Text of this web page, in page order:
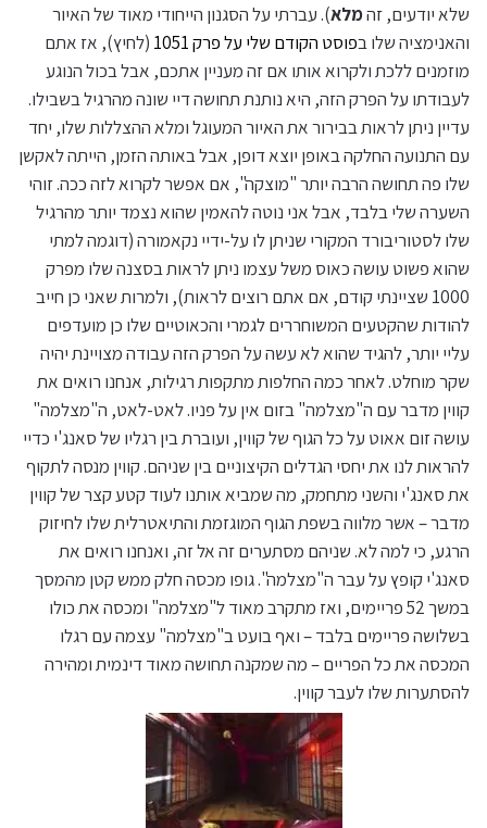
שלא יודעים, זהמלא). עברתי על הסגנון הייחודי מאוד של האיור
והאנימציה שלו בפוסט הקודם שלי על פרק 1051
(לחיץ), אז אתם
מוזמנים ללכת ולקרוא אותו אם זה מעניין אתכם, אבל בכול הנוגע
לעבודתו על הפרק הזה, היא נותנת תחושה דיי שונה מהרגיל בשבילו.
עדיין ניתן לראות בבירור את האיור המעוגל ומלא ההצללות שלו, יחד
עם התנועה החלקה באופן יוצא דופן, אבל באותה הזמן, הייתה לאקשן
שלו פה תחושה הרבה יותר "מוצקה", אם אפשר לקרוא לזה ככה. זוהי
השערה שלי בלבד, אבל אני נוטה להאמין שהוא נצמד יותר מהרגיל
שלו לסטוריבורד המקורי שניתן לו על-ידיי נקאמורה (דוגמה למתי
שהוא פשוט עושה כאוס משל עצמו ניתן לראות בסצנה שלו מפרק
1000 שציינתי קודם, אם אתם רוצים לראות), ולמרות שאני כן חייב
להודות שהקטעים המשוחררים לגמרי והכאוטיים שלו כן מועדפים
עליי יותר, להגיד שהוא לא עשה על הפרק הזה עבודה מצויינת יהיה
שקר מוחלט. לאחר כמה החלפות מתקפות רגילות, אנחנו רואים את
קווין מדבר עם ה"מצלמה" בזום אין על פניו. לאט-לאט, ה"מצלמה"
עושה זום אאוט על כל הגוף של קווין, ועוברת בין רגליו של סאנג'י כדיי
להראות לנו את יחסי הגדלים הקיצוניים בין שניהם. קווין מנסה לתקוף
את סאנג'י והשני מתחמק, מה שמביא אותנו לעוד קטע קצר של קווין
מדבר – אשר מלווה בשפת הגוף המוגזמת והתיאטרלית שלו לחיזוק
הרגע, כי למה לא. שניהם מסתערים זה אל זה, ואנחנו רואים את
סאנג'י קופץ על עבר ה"מצלמה". גופו מכסה חלק ממש קטן מהמסך
במשך 52 פריימים, ואז מתקרב מאוד ל"מצלמה" ומכסה את כולו
בשלושה פריימים בלבד – ואף בועט ב"מצלמה" עצמה עם רגלו
המכסה את כל הפריים – מה שמקנה תחושה מאוד דינמית ומהירה
להסתערות שלו לעבר קווין.